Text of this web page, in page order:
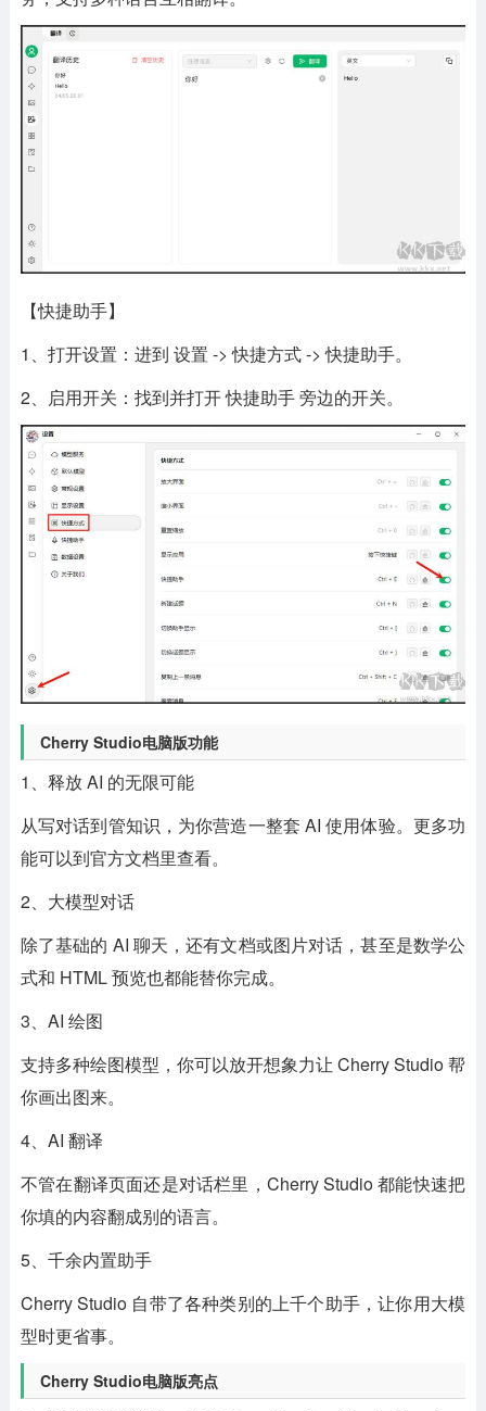
【快捷助手】
1、打开设置：进到 设置 -> 快捷方式 -> 快捷助手。
2、启用开关：找到并打开 快捷助手 旁边的开关。
Cherry Studio电脑版功能
1、释放 AI 的无限可能
从写对话到管知识，为你营造一整套 AI 使用体验。更多功
能可以到官方文档里查看。
2、大模型对话
除了基础的 AI 聊天，还有文档或图片对话，甚至是数学公
式和 HTML 预览也都能替你完成。
3、AI 绘图
支持多种绘图模型，你可以放开想象力让 Cherry Studio 帮
你画出图来。
4、AI 翻译
不管在翻译页面还是对话栏里，Cherry Studio 都能快速把
你填的内容翻成别的语言。
5、千余内置助手
Cherry Studio 自带了各种类别的上千个助手，让你用大模
型时更省事。
Cherry Studio电脑版亮点